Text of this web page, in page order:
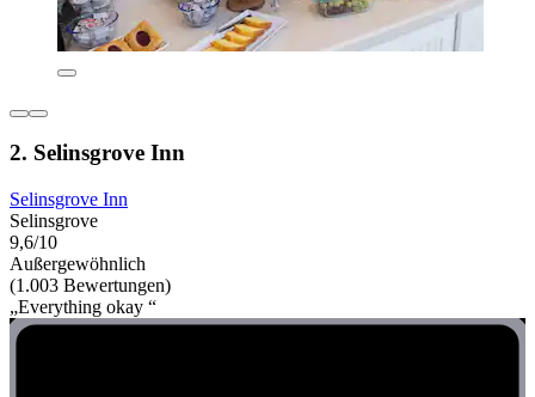
2. Selinsgrove Inn
Selinsgrove Inn
Selinsgrove
9,6/10
Außergewöhnlich
(1.003 Bewertungen)
„Everything okay “